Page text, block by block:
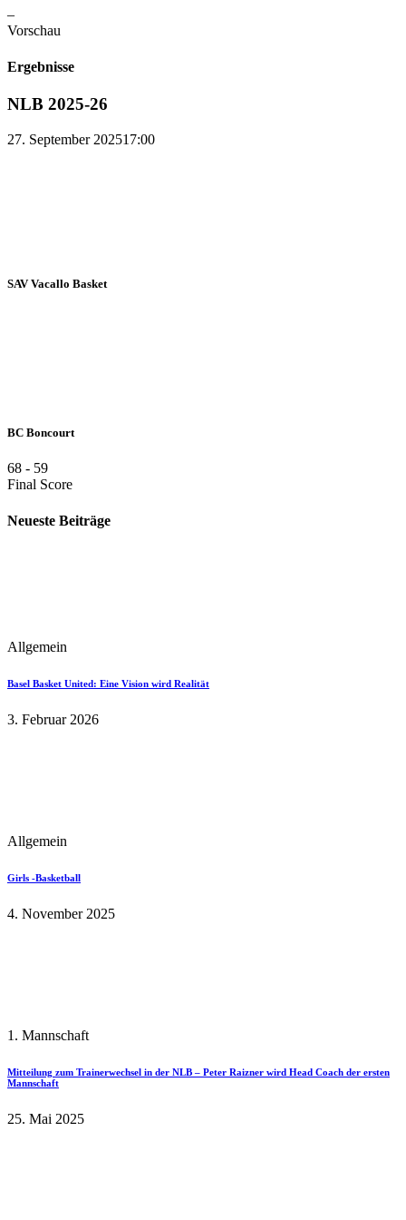
–
Vorschau
Ergebnisse
NLB 2025-26
27. September 202517:00
SAV Vacallo Basket
BC Boncourt
68 - 59
Final Score
Neueste Beiträge
Allgemein
Basel Basket United: Eine Vision wird Realität
3. Februar 2026
Allgemein
Girls -Basketball
4. November 2025
1. Mannschaft
Mitteilung zum Trainerwechsel in der NLB – Peter Raizner wird Head Coach der ersten
Mannschaft
25. Mai 2025